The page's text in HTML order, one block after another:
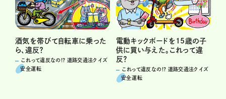
酒気を帯びて自転車に乗った
ら、違反？
これって違反なの!? 道路交通法クイズ
安全運転
電動キックボードを15歳の子
供に買い与えた。これって違
反？
これって違反なの!? 道路交通法クイズ
安全運転